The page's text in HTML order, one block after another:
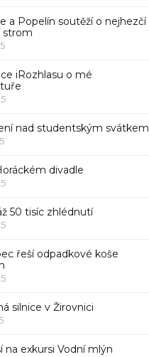
a Popelín soutěží o nejhezčí
strom
iRozhlasu o mé
nad studentským svátkem
divadle
50 tisíc zhlédnutí
řeší odpadkové koše
silnice v Žirovnici
na exkursi Vodní mlýn